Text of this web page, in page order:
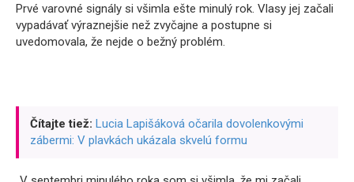
Prvé varovné signály si všimla ešte minulý rok. Vlasy jej začali
vypadávať výraznejšie než zvyčajne a postupne si
uvedomovala, že nejde o bežný problém.
Čítajte tiež: Lucia Lapišáková očarila dovolenkovými
zábermi: V plavkách ukázala skvelú formu